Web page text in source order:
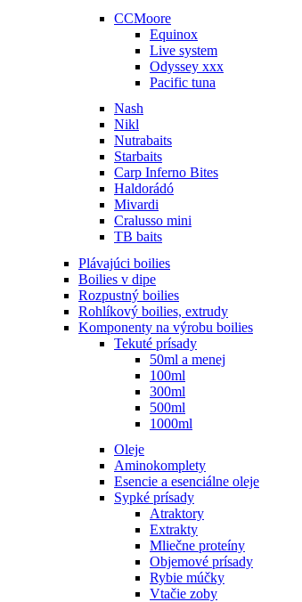
CCMoore
Equinox
Live system
Odyssey xxx
Pacific tuna
Nash
Nikl
Nutrabaits
Starbaits
Carp Inferno Bites
Haldorádó
Mivardi
Cralusso mini
TB baits
Plávajúci boilies
Boilies v dipe
Rozpustný boilies
Rohlíkový boilies, extrudy
Komponenty na výrobu boilies
Tekuté prísady
50ml a menej
100ml
300ml
500ml
1000ml
Oleje
Aminokomplety
Esencie a esenciálne oleje
Sypké prísady
Atraktory
Extrakty
Mliečne proteíny
Objemové prísady
Rybie múčky
Vtačie zoby